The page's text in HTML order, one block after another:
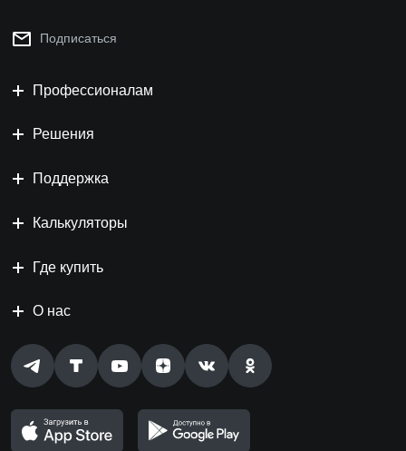
Подписаться
Профессионалам
Решения
Поддержка
Калькуляторы
Где купить
О нас